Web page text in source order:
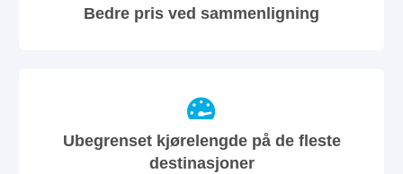
Bedre pris ved sammenligning
Ubegrenset kjørelengde på de fleste
destinasjoner